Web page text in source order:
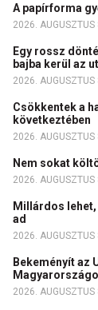
A papírforma
2026. AUGUSZTUS
Egy rossz
bajba kerül az
2026. AUGUSZTUS
Csökkentek a
következtében
2026. AUGUSZTUS
Nem sokat
2026. AUGUSZTUS
Millárdos
ad
2026. AUGUSZTUS
Bekeményít az
2026. AUGUSZTUS